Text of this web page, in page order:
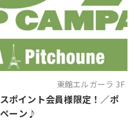
東館エルガーラ 3F
ポイント会員様限定！／ポ
ーン♪